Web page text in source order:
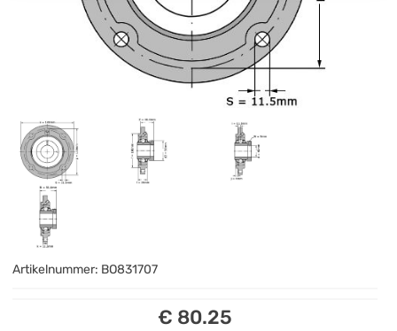
Artikelnummer: BO831707
€ 80.25